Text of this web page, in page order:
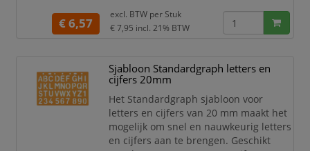
tekenwerk, markeringen en andere
toepassingen waarbij een verzorgde
deel uit van het Standardgraph
assortiment voor teken- en
sjabloonwerk.
Lettersjabloon
H-profiel
Middelschr
€ 6,57
excl. BTW per Stuk
€ 7,95 incl. 21% BTW
Sjabloon Standardgraph letters en
cijfers 20mm
Het Standardgraph sjabloon voor
letters en cijfers van 20 mm maakt het
mogelijk om snel en nauwkeurig letters
en cijfers aan te brengen. Geschikt